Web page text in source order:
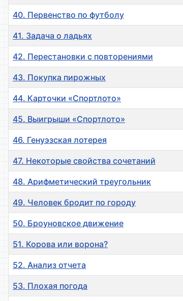
40. Первенство по футболу
41. Задача о ладьях
42. Перестановки с повторениями
43. Покупка пирожных
44. Карточки «Спортлото»
45. Выигрыши «Спортлото»
46. Генуэзская лотерея
47. Некоторые свойства сочетаний
48. Арифметический треугольник
49. Человек бродит по городу
50. Броуновское движение
51. Корова или ворона?
52. Анализ отчета
53. Плохая погода